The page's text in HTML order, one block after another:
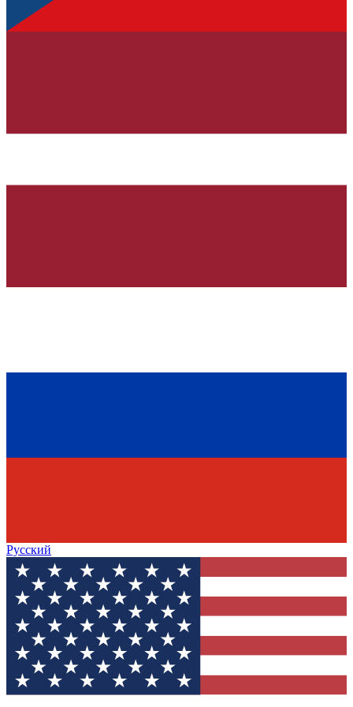
Русский